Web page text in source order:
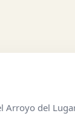
Arroyo del